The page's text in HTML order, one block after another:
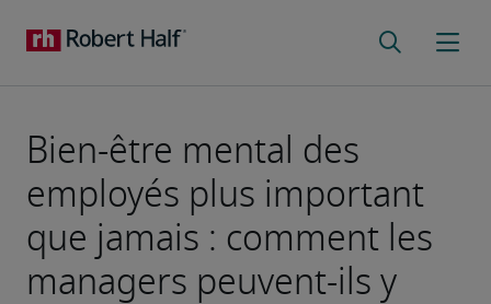
Bien-être mental des
employés plus important
que jamais : comment les
managers peuvent-ils y